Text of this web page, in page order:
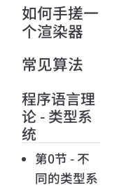
如何手搓一
个渲染器
常见算法
程序语言理
论 - 类型系
统
第0节 - 不
同的类型系